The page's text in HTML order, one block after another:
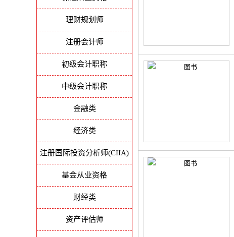
理财规划师
注册会计师
初级会计职称
中级会计职称
金融类
经济类
注册国际投资分析师(CIIA)
基金从业资格
财经类
资产评估师